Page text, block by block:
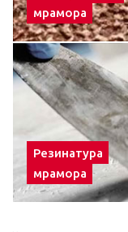
мрамора
Резинатура
мрамора